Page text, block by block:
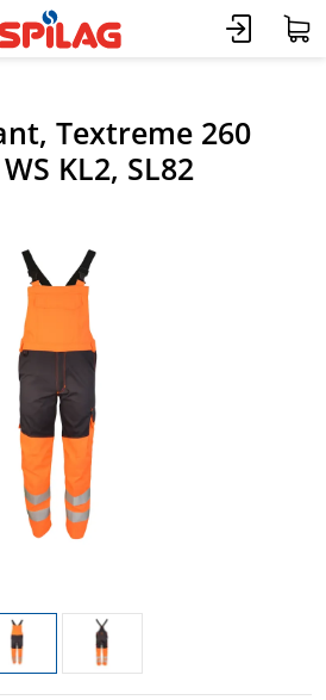
Textreme 260
KL2, SL82